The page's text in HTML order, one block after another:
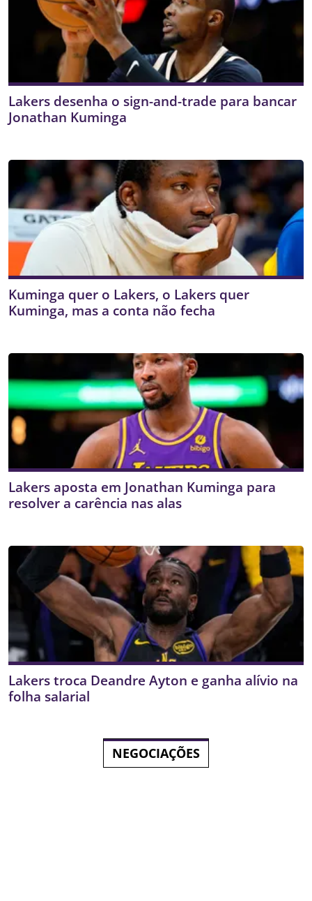
Lakers desenha o sign-and-trade para bancar
Jonathan Kuminga
Kuminga quer o Lakers, o Lakers quer
Kuminga, mas a conta não fecha
Lakers aposta em Jonathan Kuminga para
resolver a carência nas alas
Lakers troca Deandre Ayton e ganha alívio na
folha salarial
NEGOCIAÇÕES